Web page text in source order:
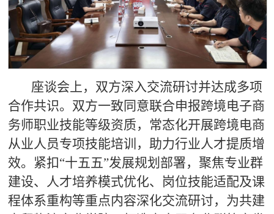
座谈会上，双方深入交流研讨并达成多项
合作共识。双方一致同意联合申报跨境电子商
务师职业技能等级资质，常态化开展跨境电商
从业人员专项技能培训，助力行业人才提质增
效。紧扣“十五五”发展规划部署，聚焦专业群
建设、人才培养模式优化、岗位技能适配及课
程体系重构等重点内容深化交流研讨，为共建